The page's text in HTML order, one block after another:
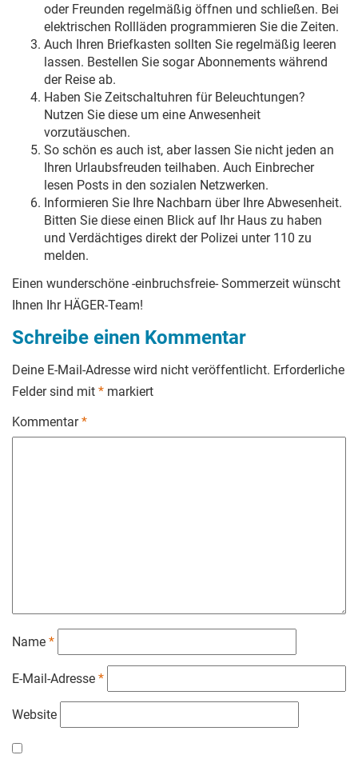
oder Freunden regelmäßig öffnen und schließen. Bei
elektrischen Rollläden programmieren Sie die Zeiten.
Auch Ihren Briefkasten sollten Sie regelmäßig leeren
lassen. Bestellen Sie sogar Abonnements während
der Reise ab.
Haben Sie Zeitschaltuhren für Beleuchtungen?
Nutzen Sie diese um eine Anwesenheit
vorzutäuschen.
So schön es auch ist, aber lassen Sie nicht jeden an
Ihren Urlaubsfreuden teilhaben. Auch Einbrecher
lesen Posts in den sozialen Netzwerken.
Informieren Sie Ihre Nachbarn über Ihre Abwesenheit.
Bitten Sie diese einen Blick auf Ihr Haus zu haben
und Verdächtiges direkt der Polizei unter 110 zu
melden.
Einen wunderschöne -einbruchsfreie- Sommerzeit wünscht
Ihnen Ihr HÄGER-Team!
Schreibe einen Kommentar
Deine E-Mail-Adresse wird nicht veröffentlicht. Erforderliche
Felder sind mit * markiert
Kommentar*
Name *
E-Mail-Adresse *
Website